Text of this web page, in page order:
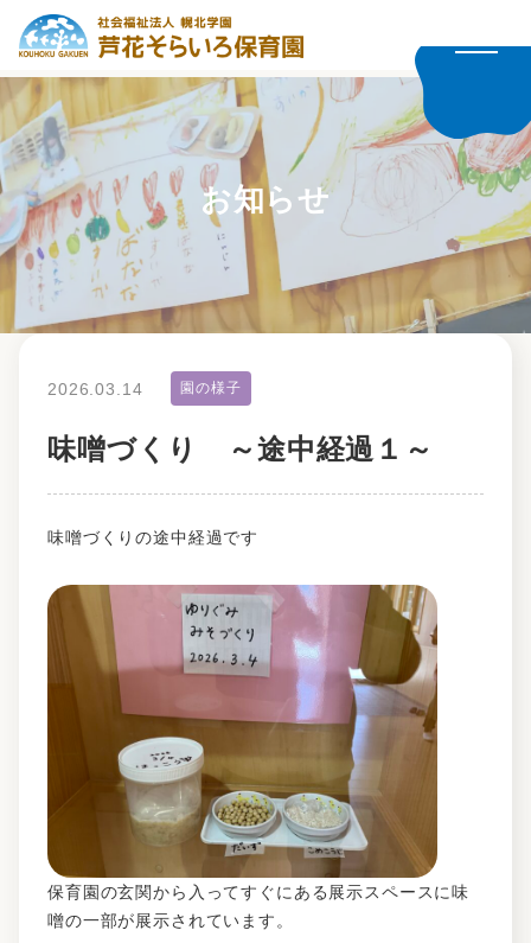
お知らせ
味噌づくり ～途中経過１～
2026.03.14 園の様子
味噌づくりの途中経過です
保育園の玄関から入ってすぐにある展示スペースに味
噌の一部が展示されています。